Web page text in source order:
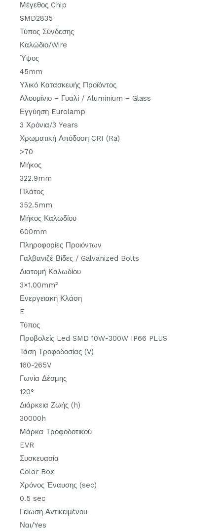
Μέγεθος Chip
SMD2835
Τύπος Σύνδεσης
Καλώδιο/Wire
Ύψος
45mm
Υλικό Κατασκευής Προϊόντος
Αλουμίνιο – Γυαλί / Aluminium – Glass
Εγγύηση Eurolamp
3 Χρόνια/3 Years
Χρωματική Απόδοση CRI (Ra)
>70
Μήκος
322.9mm
Πλάτος
352.5mm
Μήκος Καλωδίου
600mm
Πληροφορίες Προιόντων
Γαλβανιζέ Βίδες / Galvanized Bolts
Διατομή Καλωδίου
3×1.00mm²
Ενεργειακή Κλάση
E
Τύπος
Προβολείς Led SMD 10W-300W IP66 PLUS
Τάση Τροφοδοσίας (V)
160-265V
Γωνία Δέσμης
120°
Διάρκεια Ζωής (h)
30000h
Μάρκα Τροφοδοτικού
EVR
Συσκευασία
Color Box
Χρόνος Έναυσης (sec)
0.5 sec
Γείωση Αντικειμένου
Ναι/Yes